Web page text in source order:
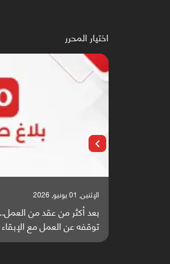
اختيار المحرر
الإثنين, 25 مايو, 2026
باحثون من اليمن يدخلون
واعدة منشورة عالميا